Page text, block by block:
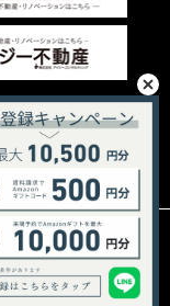
注文住宅アイジース